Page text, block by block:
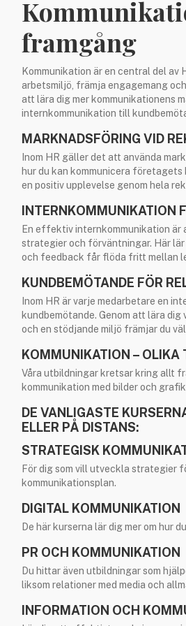
framgång
Kommunikation är en central del
arbetsmiljö, främja engagemang
att lära dig mer kommunikationens
internkommunikation till
MARKNADSFÖRING VID
Inom HR gäller det att använda
hur du kan kommunicera
en positiv upplevelse genom hela
INTERNKOMMUNIKATION
En effektiv internkommunikation
strategier och förväntningar. Här
och feedback får flöda fritt mellan
KUNDBEMÖTANDE FÖR
Inom HR är varje medarbetare en
kundbemötande. Genom att lära
och en stödjande miljö främjar du
KOMMUNIKATION – OLIKA
Våra utbildningar kretsar kring allt
kommunikation med bilder och
DE VANLIGASTE
ELLER PÅ DISTANS:
STRATEGISK
För dig som vill utveckla strategier
kommunikationsplan.
DIGITAL KOMMUNIKATION
De här kurserna lär dig mer om hur
PR OCH KOMMUNIKATION
Du hittar även utbildningar som
liksom relationer med media och
INFORMATION OCH